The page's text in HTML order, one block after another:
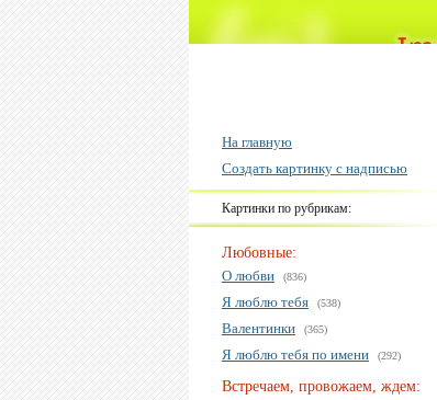
На главную
Создать картинку с надписью
Картинки по рубрикам:
Любовные:
О любви
(836)
Я люблю тебя (538)
Валентинки (365)
Я люблю тебя по имени (292)
Встречаем, провожаем, ждем: